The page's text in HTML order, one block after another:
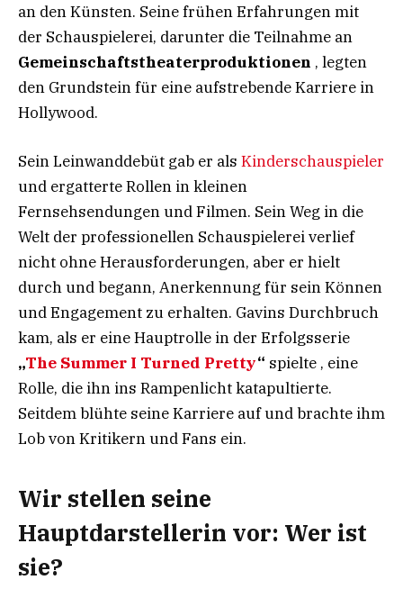
an den Künsten. Seine frühen Erfahrungen mit
der Schauspielerei, darunter die Teilnahme an
Gemeinschaftstheaterproduktionen , legten
den Grundstein für eine aufstrebende Karriere in
Hollywood.
Sein Leinwanddebüt gab er als Kinderschauspieler
und ergatterte Rollen in kleinen
Fernsehsendungen und Filmen. Sein Weg in die
Welt der professionellen Schauspielerei verlief
nicht ohne Herausforderungen, aber er hielt
durch und begann, Anerkennung für sein Können
und Engagement zu erhalten. Gavins Durchbruch
kam, als er eine Hauptrolle in der Erfolgsserie
„The Summer I Turned Pretty“ spielte , eine
Rolle, die ihn ins Rampenlicht katapultierte.
Seitdem blühte seine Karriere auf und brachte ihm
Lob von Kritikern und Fans ein.
Wir stellen seine
Hauptdarstellerin vor: Wer ist
sie?